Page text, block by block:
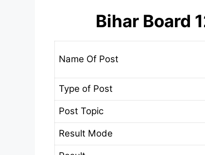
Bihar Board
Name Of Post
Type of Post
Post Topic
Result Mode